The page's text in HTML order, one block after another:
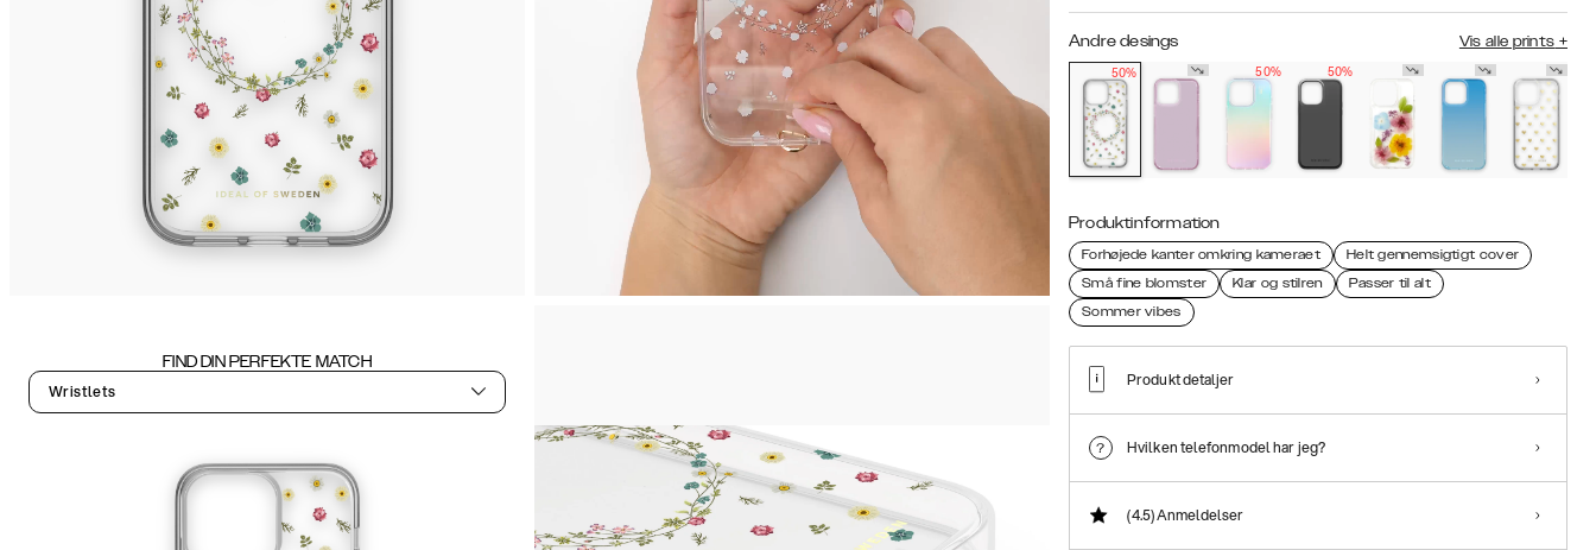
FIND DIN PERFEKTE MATCH
Wristlets
Andre desings Vis alle prints +
50%
50% 50%
Produktinformation
Forhøjede kanter omkring kameraet
Helt gennemsigtigt cover
Små fine blomster
Klar og stilren
Passer til alt
Sommer vibes
Produkt detaljer
Hvilken telefonmodel har jeg?
(4.5)Anmeldelser